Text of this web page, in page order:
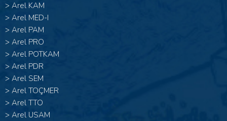
> Arel KAM
> Arel MED-I
> Arel PAM
> Arel PRO
> Arel POTKAM
> Arel PDR
> Arel SEM
> Arel TOÇMER
> Arel TTO
> Arel USAM